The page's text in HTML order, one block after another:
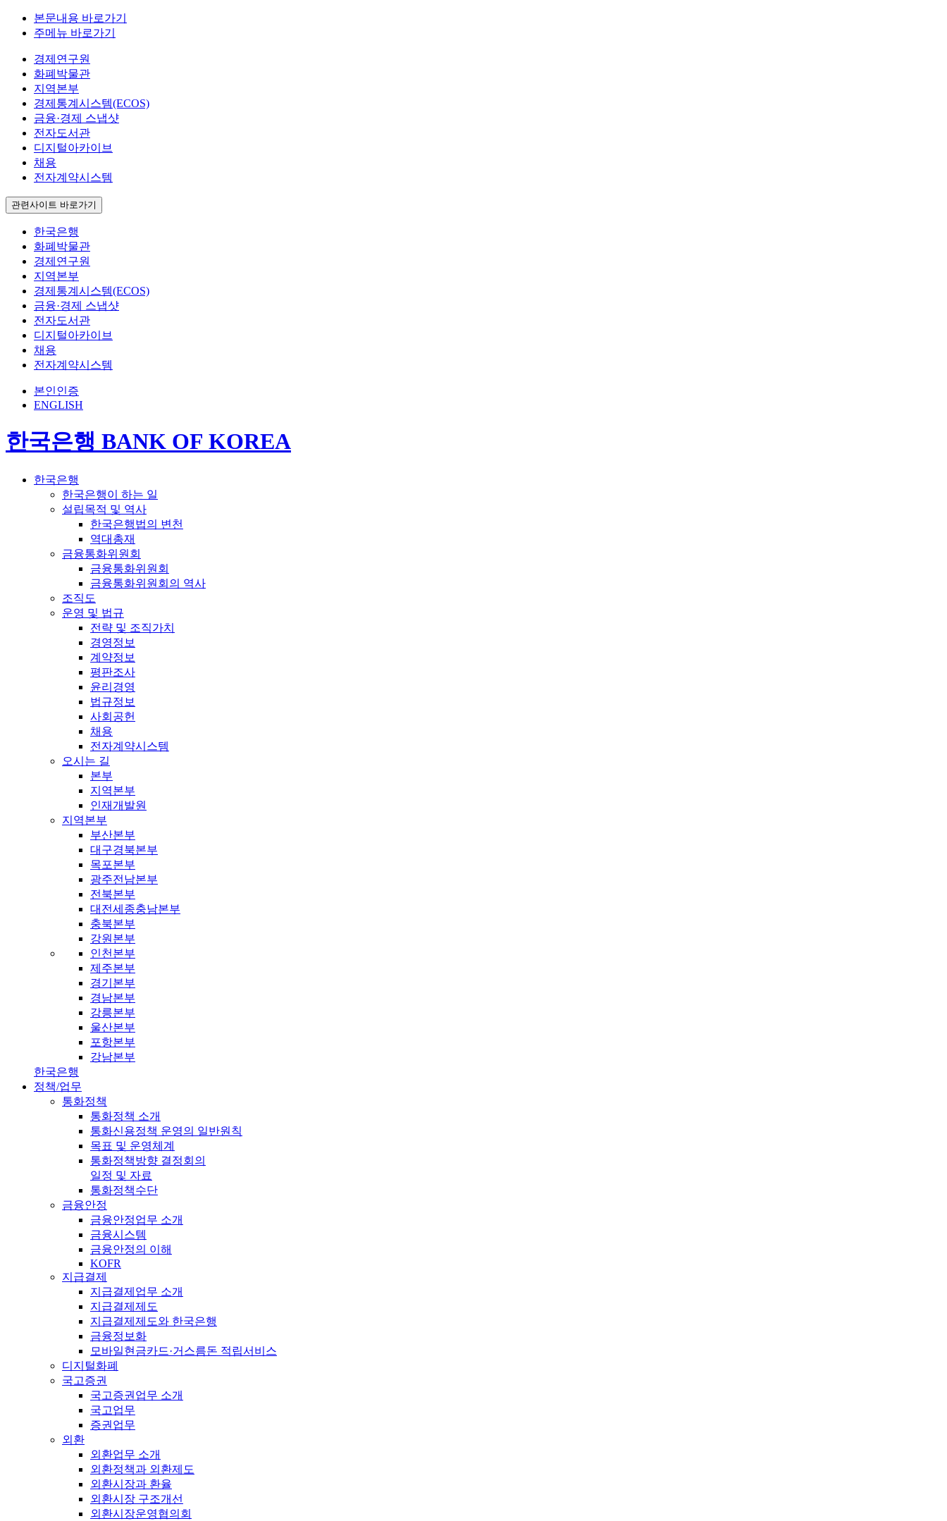
본문내용 바로가기
주메뉴 바로가기
경제연구원
화폐박물관
지역본부
경제통계시스템(ECOS)
금융·경제 스냅샷
전자도서관
디지털아카이브
채용
전자계약시스템
관련사이트 바로가기
한국은행
화폐박물관
경제연구원
지역본부
경제통계시스템(ECOS)
금융·경제 스냅샷
전자도서관
디지털아카이브
채용
전자계약시스템
본인인증
ENGLISH
한국은행 BANK OF KOREA
한국은행
한국은행이 하는 일
설립목적 및 역사
한국은행법의 변천
역대총재
금융통화위원회
금융통화위원회
금융통화위원회의 역사
조직도
운영 및 법규
전략 및 조직가치
경영정보
계약정보
평판조사
윤리경영
법규정보
사회공헌
채용
전자계약시스템
오시는 길
본부
지역본부
인재개발원
지역본부
부산본부
대구경북본부
목포본부
광주전남본부
전북본부
대전세종충남본부
충북본부
강원본부
인천본부
제주본부
경기본부
경남본부
강릉본부
울산본부
포항본부
강남본부
한국은행
정책/업무
통화정책
통화정책 소개
통화신용정책 운영의 일반원칙
목표 및 운영체계
통화정책방향 결정회의
일정 및 자료
통화정책수단
금융안정
금융안정업무 소개
금융시스템
금융안정의 이해
KOFR
지급결제
지급결제업무 소개
지급결제제도
지급결제제도와 한국은행
금융정보화
모바일현금카드·거스름돈 적립서비스
디지털화폐
국고증권
국고증권업무 소개
국고업무
증권업무
외환
외환업무 소개
외환정책과 외환제도
외환시장과 환율
외환시장 구조개선
외환시장운영협의회